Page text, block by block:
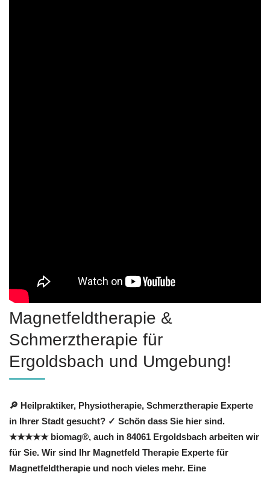
Magnetfeldtherapie &
Schmerztherapie für
Ergoldsbach und Umgebung!
🔎 Heilpraktiker, Physiotherapie, Schmerztherapie Experte
in Ihrer Stadt gesucht? ✓ Schön dass Sie hier sind.
★★★★★ biomag®, auch in 84061 Ergoldsbach arbeiten wir
für Sie. Wir sind Ihr Magnetfeld Therapie Experte für
Magnetfeldtherapie und noch vieles mehr. Eine